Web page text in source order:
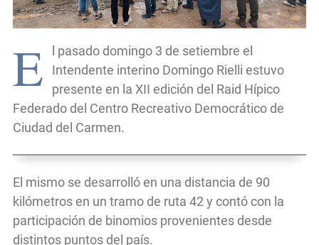
E
l pasado domingo 3 de setiembre el
Intendente interino Domingo Rielli estuvo
presente en la XII edición del Raid Hípico
Federado del Centro Recreativo Democrático de
Ciudad del Carmen.
El mismo se desarrolló en una distancia de 90
kilómetros en un tramo de ruta 42 y contó con la
participación de binomios provenientes desde
distintos puntos del país.